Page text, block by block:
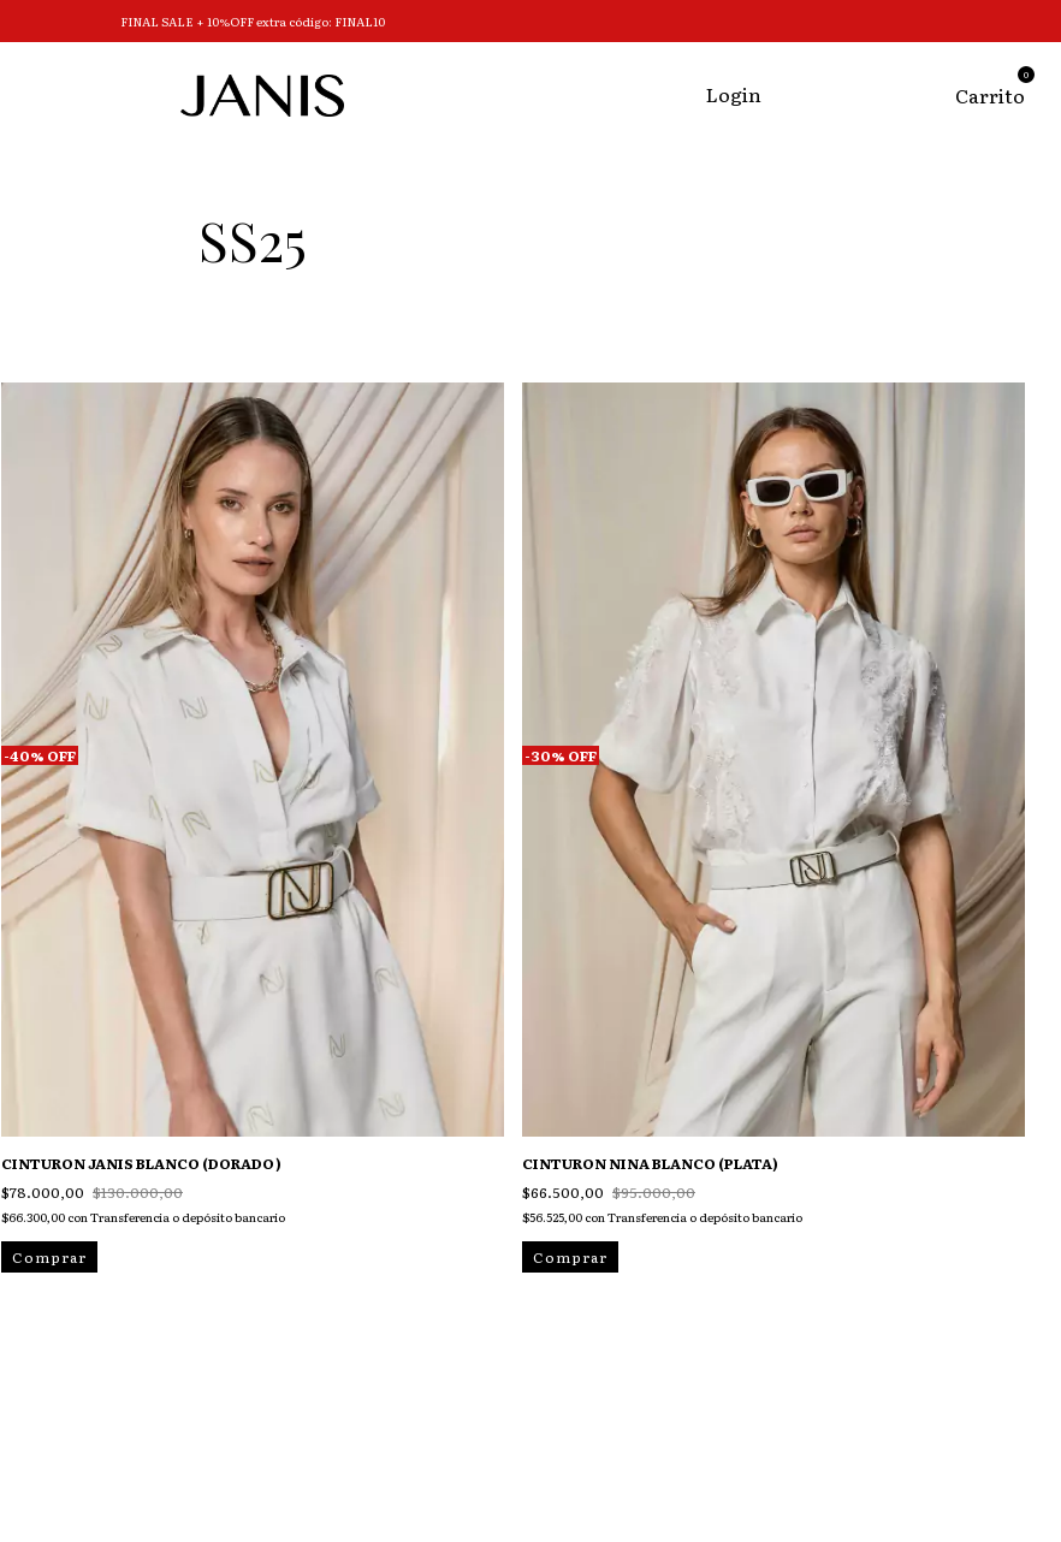
FINAL SALE + 10%OFF extra código: FINAL10
Login Carrito
0
SS25
-40% OFF
CINTURON JANIS BLANCO (DORADO)
$78.000,00 $130.000,00
$66.300,00 conTransferencia o depósito bancario
Comprar
-30% OFF
CINTURON NINA BLANCO (PLATA)
$66.500,00 $95.000,00
$56.525,00 conTransferencia o depósito bancario
Comprar